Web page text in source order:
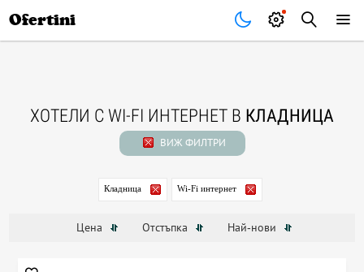
Ofertini
ХОТЕЛИ С WI-FI ИНТЕРНЕТ В КЛАДНИЦА
ВИЖ ФИЛТРИ
Кладница Wi-Fi интернет
Цена Отстъпка Най-нови